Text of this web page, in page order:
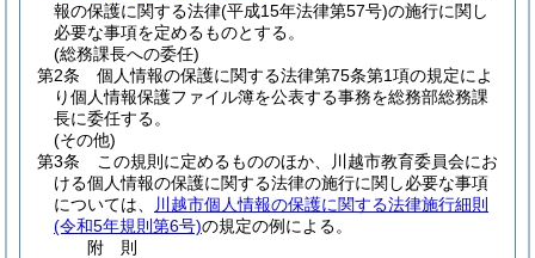
報の保護に関する法律(平成15年法律第57号)の施行に関し
必要な事項を定めるものとする。
(総務課長への委任)
第2条
個人情報の保護に関する法律第75条第1項の規定によ
り個人情報保護ファイル簿を公表する事務を総務部総務課
長に委任する。
(その他)
第3条
この規則に定めるもののほか、川越市教育委員会にお
ける個人情報の保護に関する法律の施行に関し必要な事項
については、
川越市個人情報の保護に関する法律施行細則
(令和5年規則第6号)の規定の例による。
附 則